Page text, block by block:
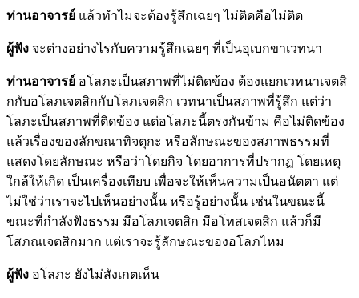
ท่านอาจารย์ แล้วทำไมจะต้องรู้สึกเฉยๆ ไม่ติดคือไม่ติด
ผู้ฟัง จะต่างอย่างไรกับความรู้สึกเฉยๆ ที่เป็นอุเบกขาเวทนา
ท่านอาจารย์ อโลภะเป็นสภาพที่ไม่ติดข้อง ต้องแยกเวทนาเจตสิ
กกับอโลภเจตสิกกับโลภเจตสิก เวทนาเป็นสภาพที่รู้สึก แต่ว่า
โลภะเป็นสภาพที่ติดข้อง แต่อโลภะนี้ตรงกันข้าม คือไม่ติดข้อง
แล้วเรื่องของลักขณาทิจตุกะ หรือลักษณะของสภาพธรรมที่
แสดงโดยลักษณะ หรือว่าโดยกิจ โดยอาการที่ปรากฏ โดยเหตุ
ใกล้ให้เกิด เป็นเครื่องเทียบ เพื่อจะให้เห็นความเป็นอนัตตา แต่
ไม่ใช่ว่าเราจะไปเห็นอย่างนั้น หรือรู้อย่างนั้น เช่นในขณะนี้
ขณะที่กำลังฟังธรรม มีอโลภเจตสิก มีอโทสเจตสิก แล้วก็มี
โสภณเจตสิกมาก แต่เราจะรู้ลักษณะของอโลภไหม
ผู้ฟัง อโลภะ ยังไม่สังเกตเห็น